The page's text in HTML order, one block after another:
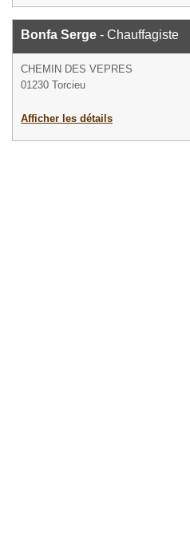
Bonfa Serge - Chauffagiste
CHEMIN DES VEPRES
01230 Torcieu
Afficher les détails